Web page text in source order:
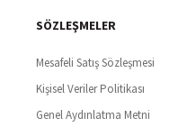
Tüm ürünlerde ücretsiz teslimat
SÖZLEŞMELER
Mesafeli Satış Sözleşmesi
Kişisel Veriler Politikası
Genel Aydınlatma Metni